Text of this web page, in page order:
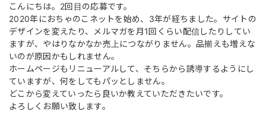
こんにちは。2回目の応募です。
2020年におちゃのこネットを始め、3年が経ちました。サイトの
デザインを変えたり、メルマガを月1回くらい配信したりしてい
ますが、やはりなかなか売上につながりません。品揃えも増えな
いのが原因かもしれません。
ホームページもリニューアルして、そちらから誘導するようにし
ていますが、何をしてもパッとしません。
どこから変えていったら良いか教えていただきたいです。
よろしくお願い致します。